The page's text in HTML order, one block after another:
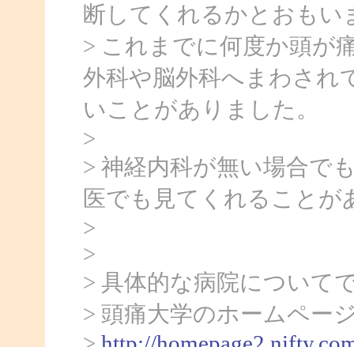
断してくれるかとおもい
> これまでに何度か頭が
外科や脳外科へまわされ
いことがありました。
>
> 神経内科が無い場合で
医でも見てくれることが
>
>
> 具体的な病院について
> 頭痛大学のホームペー